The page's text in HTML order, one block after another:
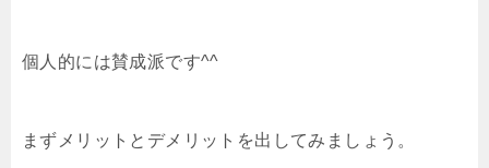
個人的には賛成派です^^
まずメリットとデメリットを出してみましょう。